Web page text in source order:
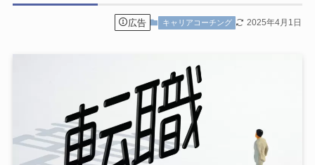
広告 キャリアコーチング 2025年4月1日